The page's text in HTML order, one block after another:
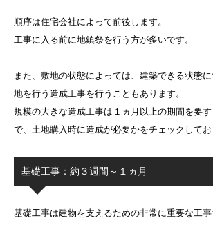
順序は住宅会社によって前後します。
工事に入る前に地鎮祭を行う方が多いです。
また、敷地の状態によっては、建築できる状態
地を行う造成工事を行うこともあります。
規模の大きな造成工事は１ヵ月以上の期間を要
で、土地購入時に造成が必要かをチェックしてお
基礎工事：約３週間～１ヵ月
基礎工事は建物を支えるための非常に重要な工